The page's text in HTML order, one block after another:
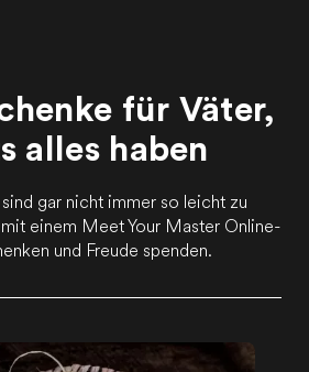
für Väter,
alles haben
gar nicht immer so leicht zu
einem Meet Your Master Online-
und Freude spenden.